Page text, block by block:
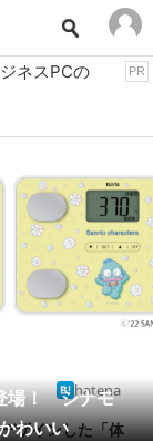
ー
話
ネスPCの
PR
場！ シナモ
わいい
hatena
ザインした「体